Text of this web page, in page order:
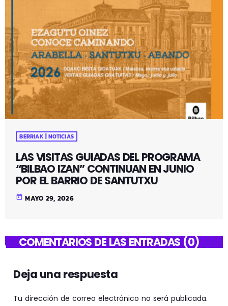
BERRIAK | NOTICIAS
LAS VISITAS GUIADAS DEL PROGRAMA
“BILBAO IZAN” CONTINUAN EN JUNIO
POR EL BARRIO DE SANTUTXU
today MAYO 29, 2026
COMENTARIOS DE LAS ENTRADAS (0)
Deja una respuesta
Tu dirección de correo electrónico no será publicada.